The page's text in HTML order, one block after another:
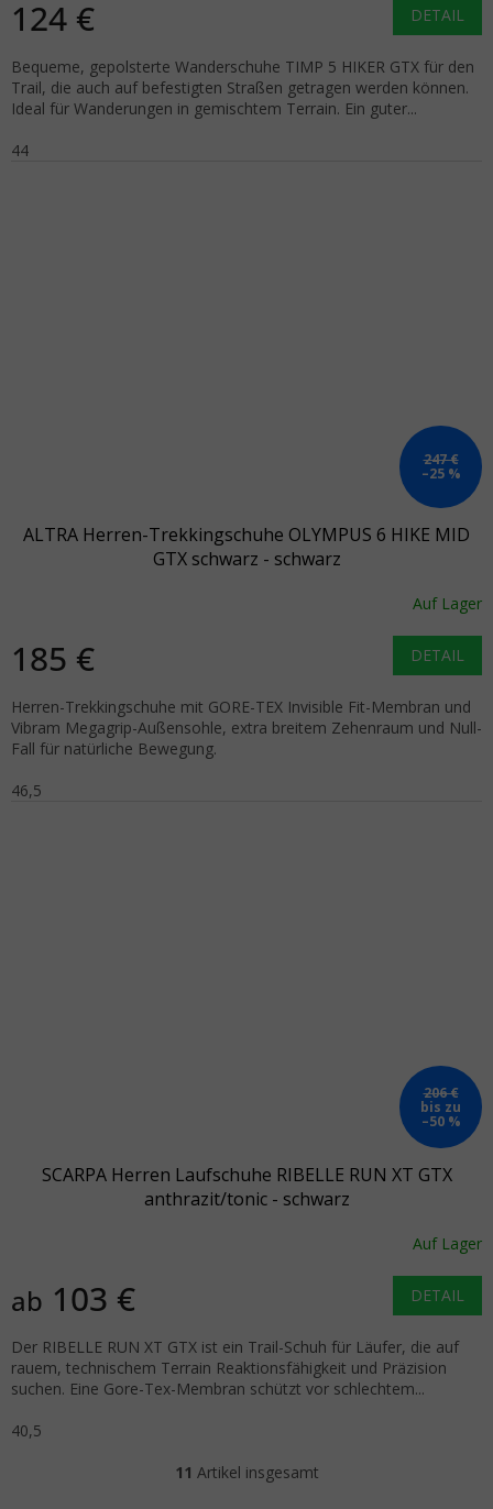
124 € DETAIL
Bequeme, gepolsterte Wanderschuhe TIMP 5 HIKER GTX für den
Trail, die auch auf befestigten Straßen getragen werden können.
Ideal für Wanderungen in gemischtem Terrain. Ein guter...
44
247 €
–25 %
ALTRA Herren-Trekkingschuhe OLYMPUS 6 HIKE MID
GTX schwarz - schwarz
Auf Lager
185 € DETAIL
Herren-Trekkingschuhe mit GORE-TEX Invisible Fit-Membran und
Vibram Megagrip-Außensohle, extra breitem Zehenraum und Null-
Fall für natürliche Bewegung.
46,5
206 €
bis zu
–50 %
SCARPA Herren Laufschuhe RIBELLE RUN XT GTX
anthrazit/tonic - schwarz
Auf Lager
ab 103 € DETAIL
Der RIBELLE RUN XT GTX ist ein Trail-Schuh für Läufer, die auf
rauem, technischem Terrain Reaktionsfähigkeit und Präzision
suchen. Eine Gore-Tex-Membran schützt vor schlechtem...
40,5
Steuerelemente der Liste
11 Artikel insgesamt